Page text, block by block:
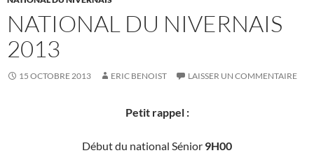
NATIONAL DU NIVERNAIS
2013
15 OCTOBRE 2013 ERIC BENOIST LAISSER UN COMMENTAIRE
Petit rappel :
Début du national Sénior 9H00